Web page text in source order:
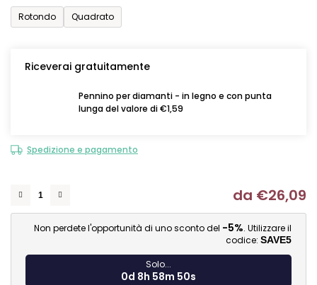
Rotondo
Quadrato
Riceverai gratuitamente
Pennino per diamanti - in legno e con punta
lunga del valore di €1,59
Spedizione e pagamento
da €26,09
Non perdete l'opportunità di uno sconto del -5%. Utilizzare il
codice: SAVE5
Solo...
0d 8h 58m 49s